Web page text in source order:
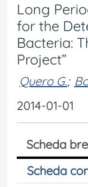
Long
for the
Bacteria:
Project”
Quero G.;
2014-01-01
Scheda
Scheda